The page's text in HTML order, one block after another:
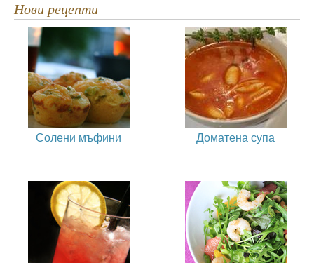
Нови рецепти
Солени мъфини Доматена супа